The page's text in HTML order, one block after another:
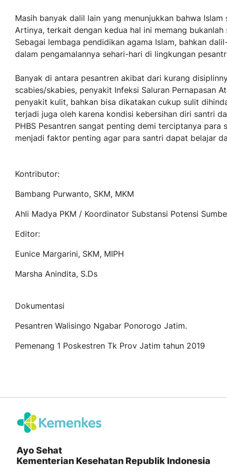
Masih banyak dalil lain yang menunjukkan bahwa
Artinya, terkait dengan kedua hal ini memang
Sebagai lembaga pendidikan agama Islam, bahkan
dalam pengamalannya sehari-hari di lingkungan
Banyak di antara pesantren akibat dari kurang
scabies/skabies, penyakit Infeksi Saluran Pernapasan
penyakit kulit, bahkan bisa dikatakan cukup sulit
terjadi juga oleh karena kondisi kebersihan diri santri
PHBS Pesantren sangat penting demi terciptanya
menjadi faktor penting agar para santri dapat belajar
Kontributor:
Bambang Purwanto, SKM, MKM
Ahli Madya PKM / Koordinator Substansi Potensi
Editor:
Eunice Margarini, SKM, MIPH
Marsha Anindita, S.Ds
Dokumentasi
Pesantren Walisingo Ngabar Ponorogo Jatim.
Pemenang 1 Poskestren Tk Prov Jatim tahun 2019
Ayo Sehat
Kementerian Kesehatan Republik Indonesia